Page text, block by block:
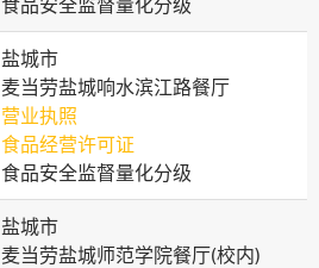
食品安全监督量化分级
盐城市
麦当劳盐城响水滨江路餐厅
营业执照
食品经营许可证
食品安全监督量化分级
盐城市
麦当劳盐城师范学院餐厅(校内)